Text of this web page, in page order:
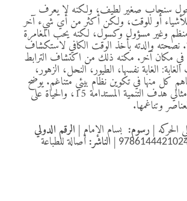
سنجاب صغير لطيف، ولكنه لا يعرف
أو للوقت، ولكن أكثر من أي شيء آخر
وغير مسؤول وكسول، لكنه يحب المغامرة
نصحته والدته بأخذ الوقت الكافي لاستكشاف
في مكان آخر. مكنه ذلك من اكتشاف الترابط
الغابة نفسها، الطيور، النحل، الزهور،
كل منها في تكوين نظام بيئي متناغم. يوضح
هذا الكتاب بشكل مثالي هدف التنمية المستدامة 15، والحياة على
وتناغمها.
الحركه |رسوم: بسام الإمام| الرقم الدولي
| الناشر:أصالة للطباعة